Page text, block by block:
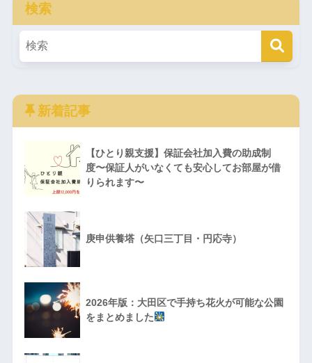
検索
新着記事
【ひとり親支援】保証会社加入費の助成制
度〜保証人がいなくても安心してお部屋が借
りられます〜
庚申供養塔（矢口三丁目・円応寺）
2026年版：大田区で手持ち花火が可能な公園
をまとめました